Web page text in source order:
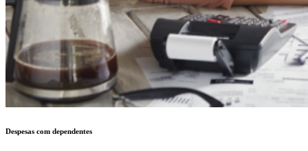
Despesas com dependentes